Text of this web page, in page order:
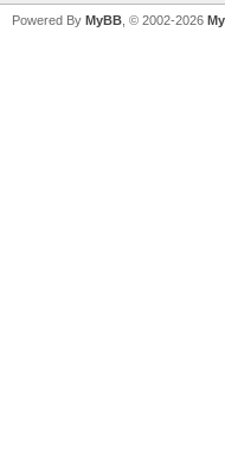
Powered By MyBB , © 2002-2026